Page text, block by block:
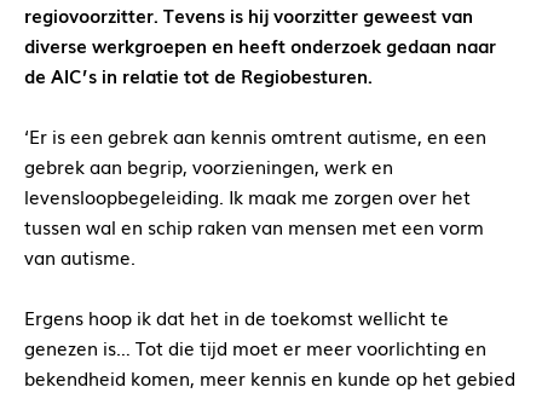
regiovoorzitter. Tevens is hij voorzitter geweest van
diverse werkgroepen en heeft onderzoek gedaan naar
de AIC’s in relatie tot de Regiobesturen.
‘Er is een gebrek aan kennis omtrent autisme, en een
gebrek aan begrip, voorzieningen, werk en
levensloopbegeleiding. Ik maak me zorgen over het
tussen wal en schip raken van mensen met een vorm
van autisme.
Ergens hoop ik dat het in de toekomst wellicht te
genezen is… Tot die tijd moet er meer voorlichting en
bekendheid komen, meer kennis en kunde op het gebied